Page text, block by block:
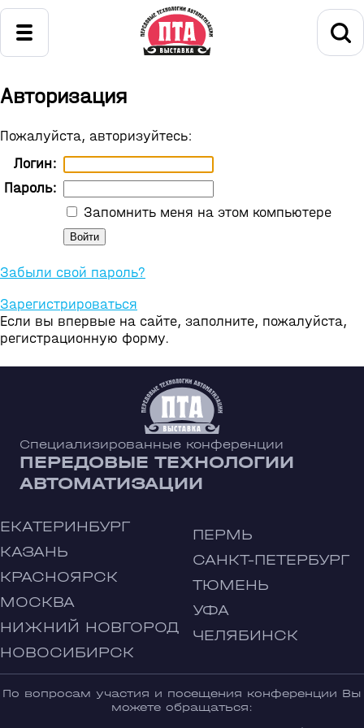
Авторизация
Пожалуйста, авторизуйтесь:
Логин:
Пароль:
Запомнить меня на этом компьютере
Забыли свой пароль?
Зарегистрироваться
Если вы впервые на сайте, заполните, пожалуйста,
регистрационную форму.
Специализированные конференции
ПЕРЕДОВЫЕ ТЕХНОЛОГИИ
АВТОМАТИЗАЦИИ
ЕКАТЕРИНБУРГ
КАЗАНЬ
КРАСНОЯРСК
МОСКВА
НИЖНИЙ НОВГОРОД
НОВОСИБИРСК
ПЕРМЬ
САНКТ-ПЕТЕРБУРГ
ТЮМЕНЬ
УФА
ЧЕЛЯБИНСК
По вопросам участия и посещения конференции Вы
можете обращаться: